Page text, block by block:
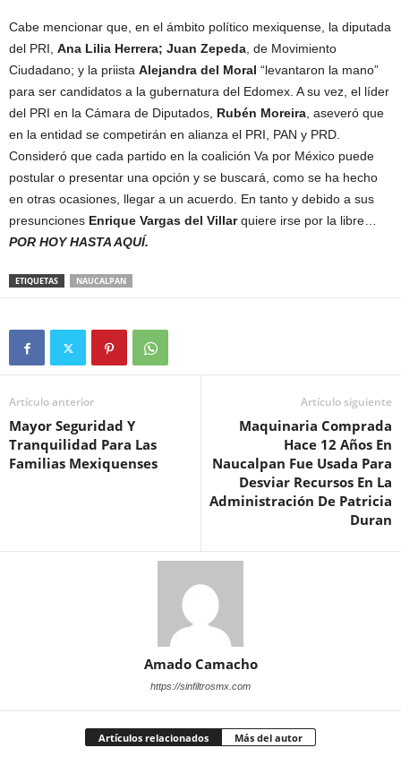
Cabe mencionar que, en el ámbito político mexiquense, la diputada
del PRI, Ana Lilia Herrera; Juan Zepeda, de Movimiento
Ciudadano; y la priista Alejandra del Moral “levantaron la mano”
para ser candidatos a la gubernatura del Edomex. A su vez, el líder
del PRI en la Cámara de Diputados, Rubén Moreira, aseveró que
en la entidad se competirán en alianza el PRI, PAN y PRD.
Consideró que cada partido en la coalición Va por México puede
postular o presentar una opción y se buscará, como se ha hecho
en otras ocasiones, llegar a un acuerdo. En tanto y debido a sus
presunciones Enrique Vargas del Villarquiere irse por la libre…
POR HOY HASTA AQUÍ.
ETIQUETAS NAUCALPAN
Artículo anterior
Mayor Seguridad Y
Tranquilidad Para Las
Familias Mexiquenses
Artículo siguiente
Maquinaria Comprada
Hace 12 Años En
Naucalpan Fue Usada Para
Desviar Recursos En La
Administración De Patricia
Duran
Amado Camacho
https://sinfiltrosmx.com
Artículos relacionados Más del autor